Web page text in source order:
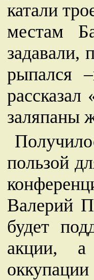
катали
местам
задавали,
рыпался
заляпаны
пользой
Валерий
будет
акции, а